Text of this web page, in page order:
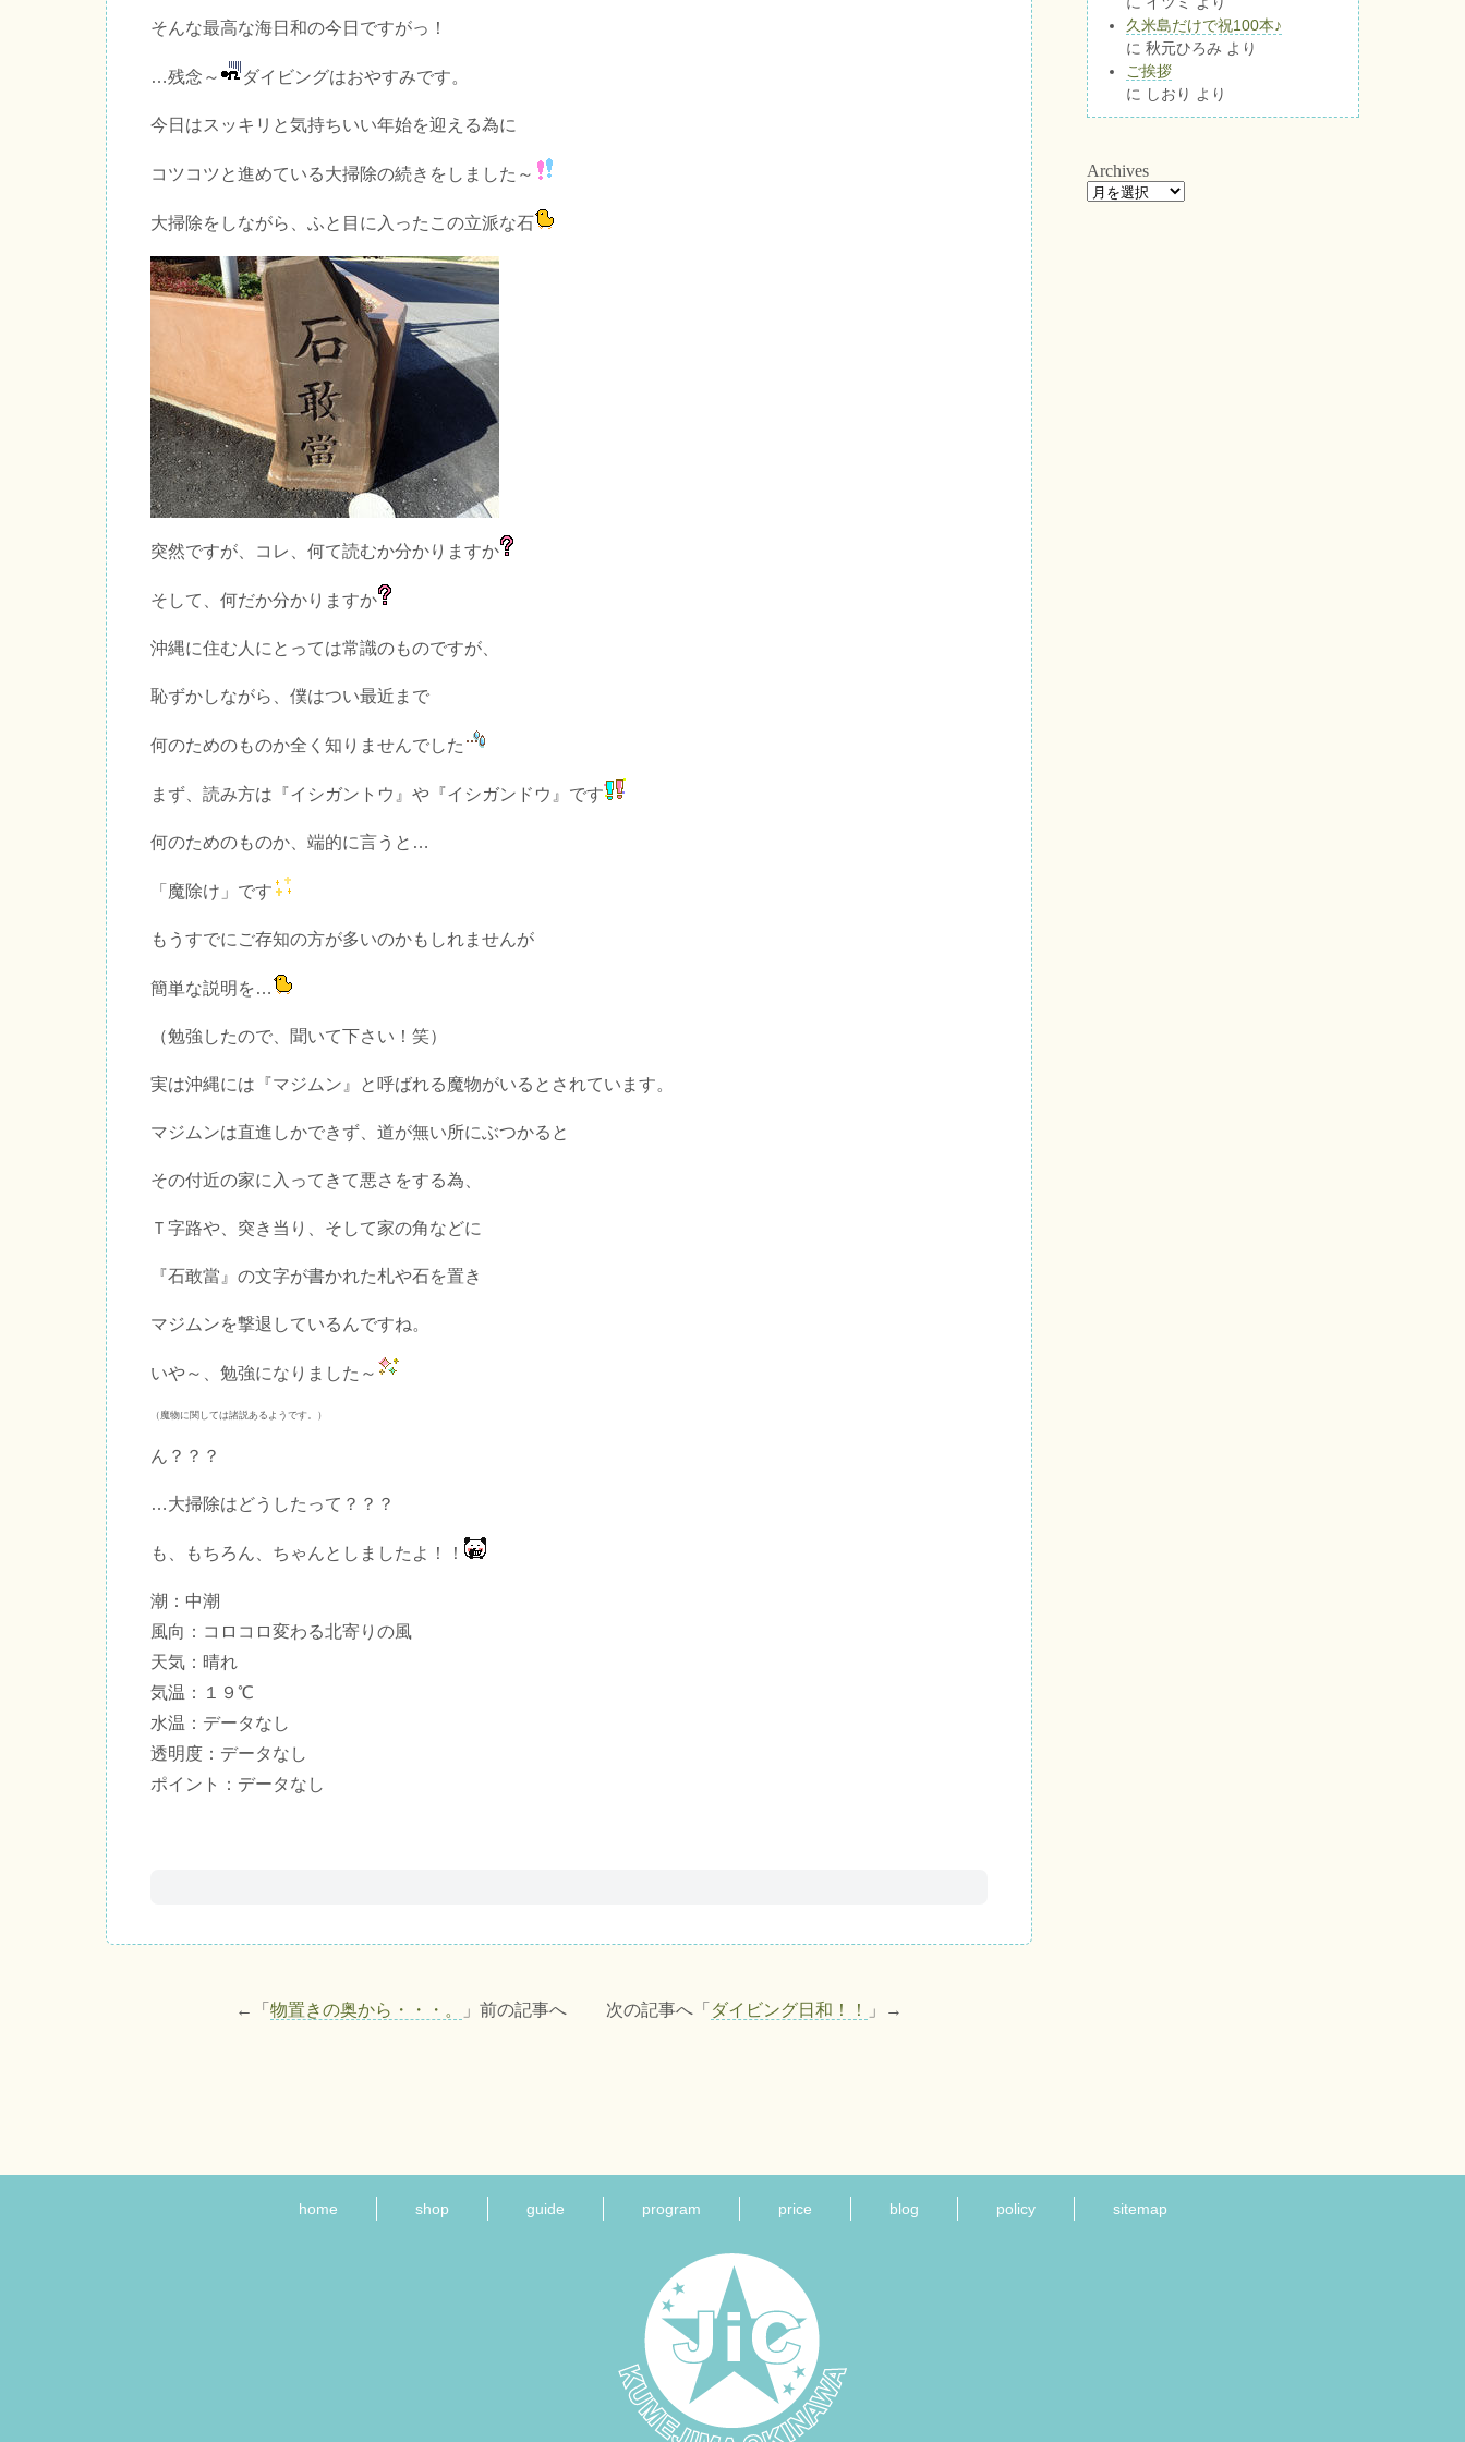
そんな最高な海日和の今日ですがっ！
…残念～ ダイビングはおやすみです。
今日はスッキリと気持ちいい年始を迎える為に
コツコツと進めている大掃除の続きをしました～
大掃除をしながら、ふと目に入ったこの立派な石
突然ですが、コレ、何て読むか分かりますか
そして、何だか分かりますか
沖縄に住む人にとっては常識のものですが、
恥ずかしながら、僕はつい最近まで
何のためのものか全く知りませんでした
まず、読み方は『イシガントウ』や『イシガンドウ』です
何のためのものか、端的に言うと…
「魔除け」です
もうすでにご存知の方が多いのかもしれませんが
簡単な説明を…
（勉強したので、聞いて下さい！笑）
実は沖縄には『マジムン』と呼ばれる魔物がいるとされています。
マジムンは直進しかできず、道が無い所にぶつかると
その付近の家に入ってきて悪さをする為、
Ｔ字路や、突き当り、そして家の角などに
『石敢當』の文字が書かれた札や石を置き
マジムンを撃退しているんですね。
いや～、勉強になりました～
（魔物に関しては諸説あるようです。）
ん？？？
…大掃除はどうしたって？？？
も、もちろん、ちゃんとしましたよ！！
潮：中潮
風向：コロコロ変わる北寄りの風
天気：晴れ
気温：１９℃
水温：データなし
透明度：データなし
ポイント：データなし
←「 物置きの奥から・・・。 」前の記事へ 次の記事へ「 ダイビング日和！！ 」→
久米島だけで祝100本♪
に 秋元ひろみ より
ご挨拶
に しおり より
Archives
home shop guide program price blog policy sitemap